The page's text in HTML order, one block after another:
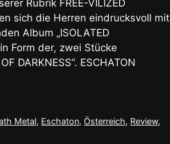
Rubrik FREE-VILIZED
sich die Herren eindrucksvoll mit
Album „ISOLATED
Form der, zwei Stücke
DARKNESS“. ESCHATON
Metal, Eschaton, Österreich, Review,